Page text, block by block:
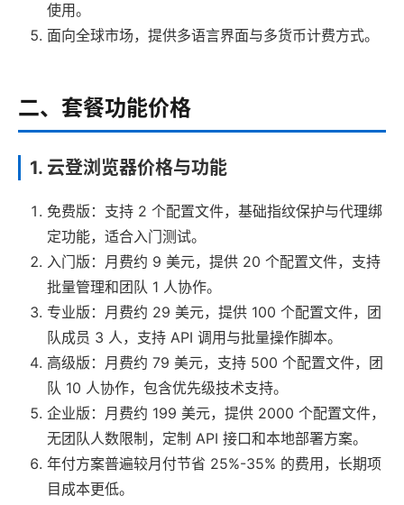
使用。
面向全球市场，提供多语言界面与多货币计费方式。
二、套餐功能价格
1. 云登浏览器价格与功能
免费版：支持 2 个配置文件，基础指纹保护与代理绑
定功能，适合入门测试。
入门版：月费约 9 美元，提供 20 个配置文件，支持
批量管理和团队 1 人协作。
专业版：月费约 29 美元，提供 100 个配置文件，团
队成员 3 人，支持 API 调用与批量操作脚本。
高级版：月费约 79 美元，支持 500 个配置文件，团
队 10 人协作，包含优先级技术支持。
企业版：月费约 199 美元，提供 2000 个配置文件，
无团队人数限制，定制 API 接口和本地部署方案。
年付方案普遍较月付节省 25%-35% 的费用，长期项
目成本更低。